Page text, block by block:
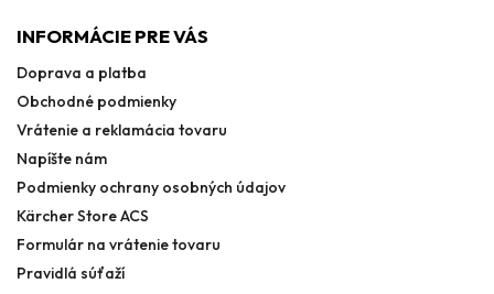
INFORMÁCIE PRE VÁS
Doprava a platba
Obchodné podmienky
Vrátenie a reklamácia tovaru
Napíšte nám
Podmienky ochrany osobných údajov
Kärcher Store ACS
Formulár na vrátenie tovaru
Pravidlá súťaží